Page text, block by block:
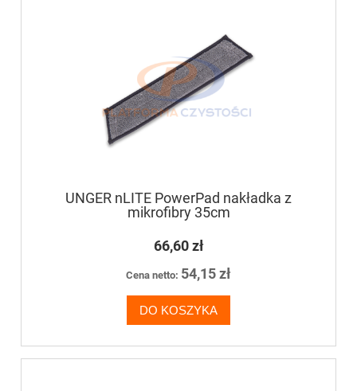
UNGER nLITE PowerPad nakładka z
mikrofibry 35cm
66,60 zł
Cena netto: 54,15 zł
DO KOSZYKA